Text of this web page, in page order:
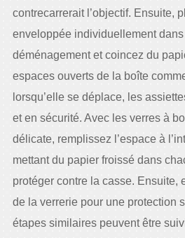
contrecarrerait l’objectif. Ensuite,
enveloppée individuellement
déménagement et coincez du
espaces ouverts de la boîte
lorsqu’elle se déplace, les
et en sécurité. Avec les verres à
délicate, remplissez l’espace à
mettant du papier froissé dans
protéger contre la casse. Ensuite,
de la verrerie pour une protection
étapes similaires peuvent être